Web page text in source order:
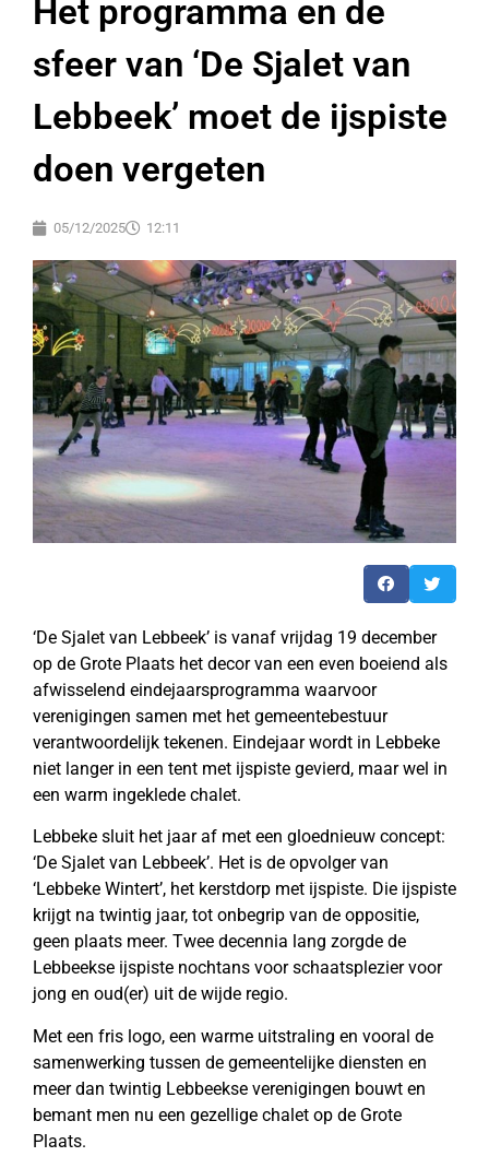
Het programma en de
sfeer van ‘De Sjalet van
Lebbeek’ moet de ijspiste
doen vergeten
05/12/2025 12:11
‘De Sjalet van Lebbeek’ is vanaf vrijdag 19 december
op de Grote Plaats het decor van een even boeiend als
afwisselend eindejaarsprogramma waarvoor
verenigingen samen met het gemeentebestuur
verantwoordelijk tekenen. Eindejaar wordt in Lebbeke
niet langer in een tent met ijspiste gevierd, maar wel in
een warm ingeklede chalet.
Lebbeke sluit het jaar af met een gloednieuw concept:
‘De Sjalet van Lebbeek’. Het is de opvolger van
‘Lebbeke Wintert’, het kerstdorp met ijspiste. Die ijspiste
krijgt na twintig jaar, tot onbegrip van de oppositie,
geen plaats meer. Twee decennia lang zorgde de
Lebbeekse ijspiste nochtans voor schaatsplezier voor
jong en oud(er) uit de wijde regio.
Met een fris logo, een warme uitstraling en vooral de
samenwerking tussen de gemeentelijke diensten en
meer dan twintig Lebbeekse verenigingen bouwt en
bemant men nu een gezellige chalet op de Grote
Plaats.